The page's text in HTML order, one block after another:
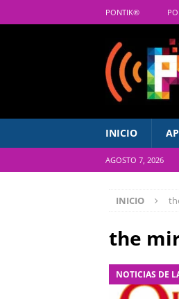
PONTIK®
INICIO
AGOSTO 7, 2026
INICIO
the
NOTICIAS DE